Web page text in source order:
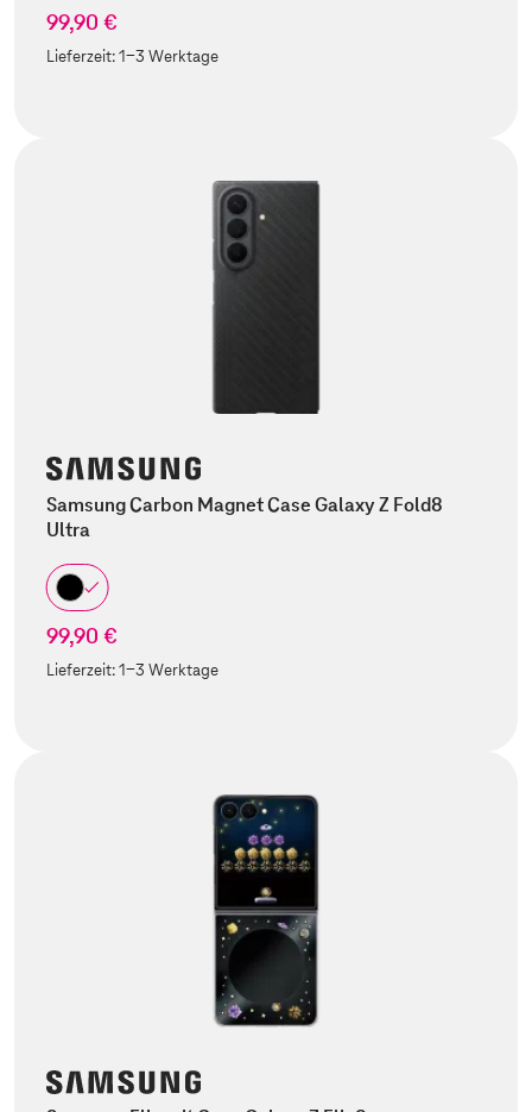
99,90 €
Lieferzeit:1-3 Werktage
Samsung Carbon Magnet Case Galaxy Z Fold8
Ultra
99,90 €
Lieferzeit:1-3 Werktage